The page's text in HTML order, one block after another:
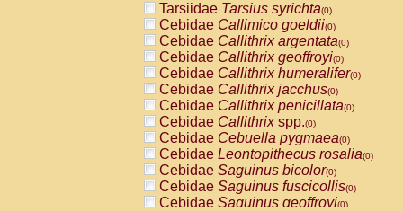
Tarsiidae Tarsius syrichta(0)
Cebidae Callimico goeldii(0)
Cebidae Callithrix argentata(0)
Cebidae Callithrix geoffroyi(0)
Cebidae Callithrix humeralifer(0)
Cebidae Callithrix jacchus(0)
Cebidae Callithrix penicillata(0)
Cebidae Callithrixspp.(0)
Cebidae Cebuella pygmaea(0)
Cebidae Leontopithecus rosalia(0)
Cebidae Saguinus bicolor(0)
Cebidae Saguinus fuscicollis(0)
Cebidae Saguinus geoffroyi(0)